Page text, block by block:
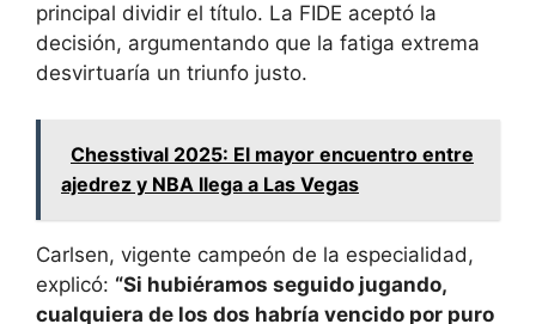
principal dividir el título. La FIDE aceptó la
decisión, argumentando que la fatiga extrema
desvirtuaría un triunfo justo.
Chesstival 2025: El mayor encuentro entre
ajedrez y NBA llega a Las Vegas
Carlsen, vigente campeón de la especialidad,
explicó: “Si hubiéramos seguido jugando,
cualquiera de los dos habría vencido por puro